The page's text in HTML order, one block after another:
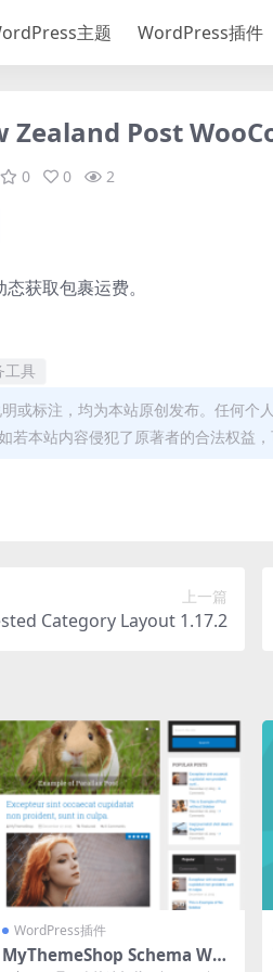
主题 WordPress插件
Zealand Post
0 0 2
获取包裹运费。
工具
或标注，均为本站原创发布。任何
本站内容侵犯了原著者的合法权益，
上一篇
Category Layout 1.17.2
WordPress插件
MyThemeShop Schema Wor